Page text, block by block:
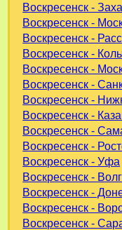
Воскресенск -
Воскресенск -
Воскресенск -
Воскресенск -
Воскресенск -
Воскресенск -
Воскресенск -
Воскресенск -
Воскресенск -
Воскресенск -
Воскресенск - Уфа
Воскресенск -
Воскресенск -
Воскресенск -
Воскресенск -